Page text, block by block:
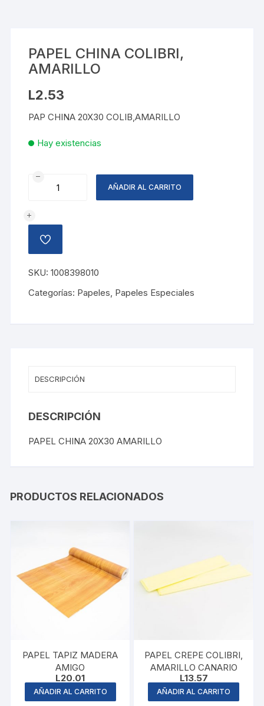
PAPEL CHINA COLIBRI,
AMARILLO
L2.53
PAP CHINA 20X30 COLIB,AMARILLO
Hay existencias
PAPEL
AMARILLO
cantidad
AÑADIR AL CARRITO
AÑADIR
A
LISTA
DE
DESEOS
SKU:1008398010
Categorías: Papeles, Papeles Especiales
DESCRIPCIÓN
DESCRIPCIÓN
PAPEL CHINA 20X30 AMARILLO
PRODUCTOS RELACIONADOS
PAPEL TAPIZ MADERA
AMIGO
L20.01
AÑADIR AL CARRITO
PAPEL CREPE COLIBRI,
AMARILLO CANARIO
L13.57
AÑADIR AL CARRITO